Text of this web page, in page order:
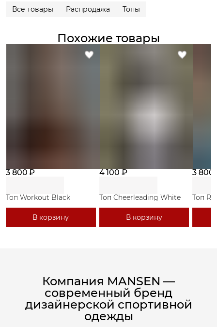
Все товары Распродажа Топы
Похожие товары
3 800 ₽
Топ Workout Black
В корзину
4 100 ₽
Топ Cheerleading White
В корзину
3 800
Топ
Компания MANSEN —
современный бренд
дизайнерской спортивной
одежды